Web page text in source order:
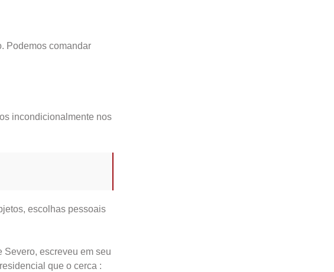
Podemos comandar
incondicionalmente nos
escolhas pessoais
Severo, escreveu em seu
que o cerca :